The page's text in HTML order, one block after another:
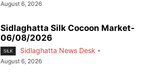
August 6, 2026
Sidlaghatta Silk Cocoon Market-
06/08/2026
SILK Sidlaghatta News Desk -
August 6, 2026